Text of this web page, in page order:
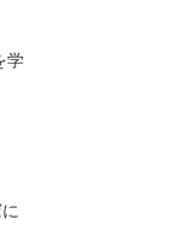
学